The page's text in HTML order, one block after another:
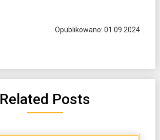
Opublikowano: 01.09.2024
Related Posts